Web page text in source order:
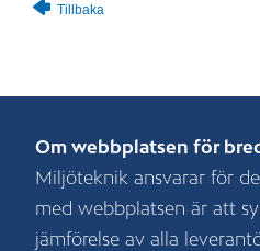
Tillbaka
Om webbplatsen för
Miljöteknik ansvarar för
med webbplatsen är att
jämförelse av alla